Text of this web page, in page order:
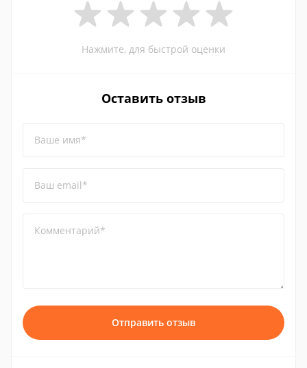
Нажмите, для быстрой оценки
Оставить отзыв
Ваше имя*
Ваш email*
Комментарий*
Отправить отзыв